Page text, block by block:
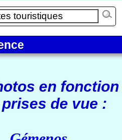
en
de vue :